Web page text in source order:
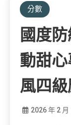
分數
國度
動甜
風四
2026 年 2 月